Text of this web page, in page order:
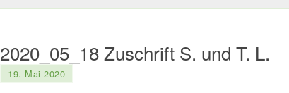
2020_05_18 Zuschrift S. und T. L.
19. Mai 2020